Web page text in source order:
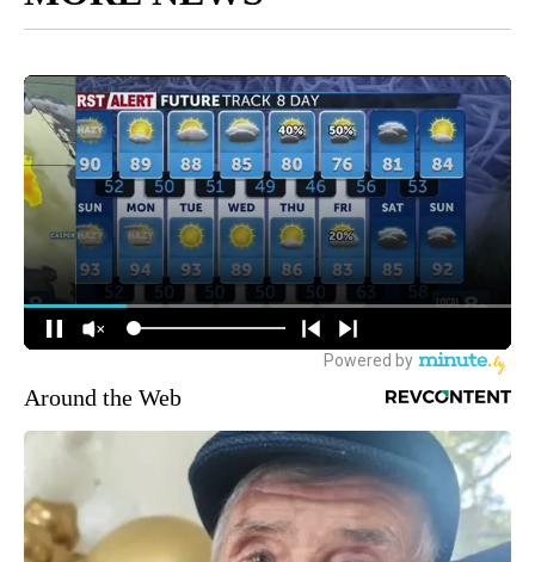
Around the Web